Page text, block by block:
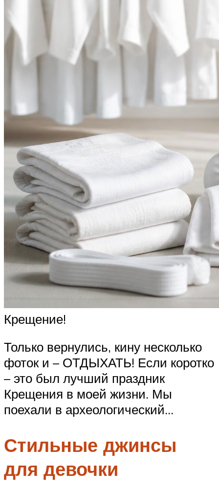
Крещение!
Только вернулись, кину несколько
фоток и – ОТДЫХАТЬ! Если коротко
– это был лучший праздник
Крещения в моей жизни. Мы
поехали в археологический…
Стильные джинсы
для девочки